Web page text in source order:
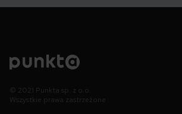
© 2021 Punkta sp. z o.o.
Wszystkie prawa zastrzeżone